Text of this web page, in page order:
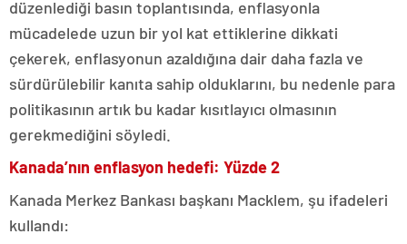
düzenlediği basın toplantısında, enflasyonla
mücadelede uzun bir yol kat ettiklerine dikkati
çekerek, enflasyonun azaldığına dair daha fazla ve
sürdürülebilir kanıta sahip olduklarını, bu nedenle para
politikasının artık bu kadar kısıtlayıcı olmasının
gerekmediğini söyledi.
Kanada’nın enflasyon hedefi: Yüzde 2
Kanada Merkez Bankası başkanı Macklem, şu ifadeleri
kullandı: